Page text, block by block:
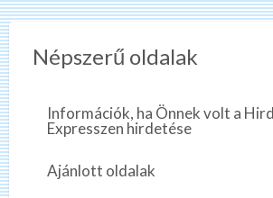
Népszerű oldalak
Információk, ha Önnek volt a
Expresszen hirdetése
Ajánlott oldalak